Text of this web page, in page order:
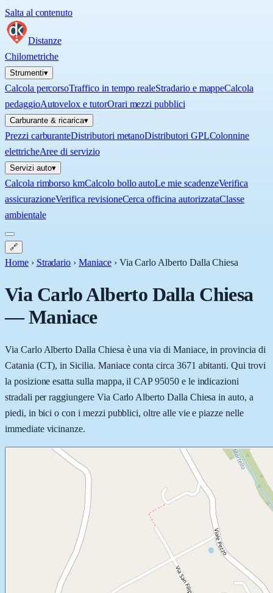
Salta al contenuto
Distanze
Chilometriche
Strumenti▾
Calcola percorsoTraffico in tempo realeStradario e mappeCalcola
pedaggioAutovelox e tutorOrari mezzi pubblici
Carburante & ricarica▾
Prezzi carburanteDistributori metanoDistributori GPLColonnine
elettricheAree di servizio
Servizi auto▾
Calcola rimborso kmCalcolo bollo autoLe mie scadenzeVerifica
assicurazioneVerifica revisioneCerca officina autorizzataClasse
ambientale
🔗
Home › Stradario › Maniace › Via Carlo Alberto Dalla Chiesa
Via Carlo Alberto Dalla Chiesa
—Maniace
Via Carlo Alberto Dalla Chiesa è una via di Maniace, in provincia di
Catania (CT), in Sicilia. Maniace conta circa 3671 abitanti. Qui trovi
la posizione esatta sulla mappa, il CAP 95050 e le indicazioni
stradali per raggiungere Via Carlo Alberto Dalla Chiesa in auto, a
piedi, in bici o con i mezzi pubblici, oltre alle vie e piazze nelle
immediate vicinanze.